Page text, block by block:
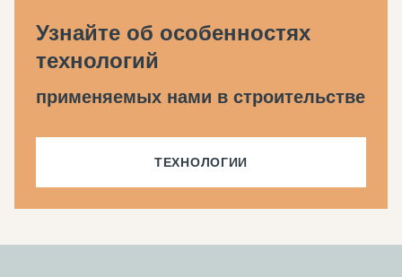
Узнайте об особенностях
технологий
применяемых нами в строительстве
ТЕХНОЛОГИИ